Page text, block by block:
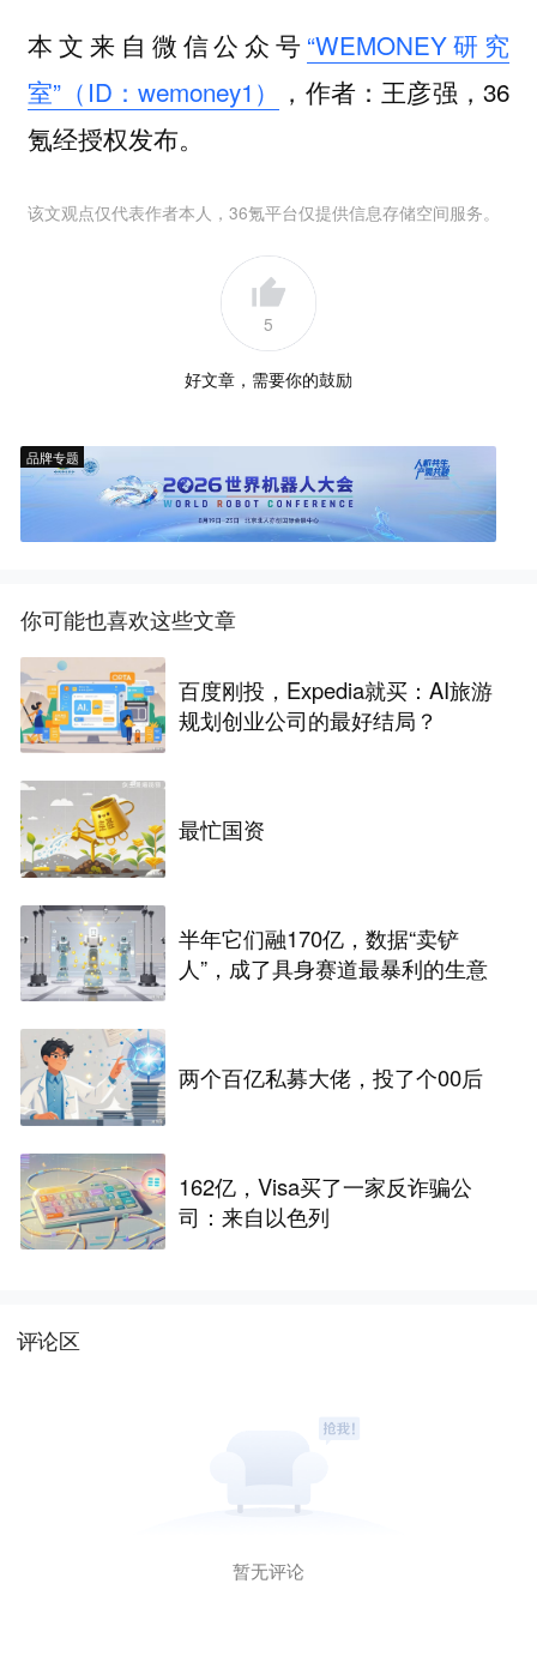
本文来自微信公众号 “WEMONEY研究
室”（ID：wemoney1）
，作者：王彦强，36
氪经授权发布。
该文观点仅代表作者本人，36氪平台仅提供信息存储空间服务。
5
好文章，需要你的鼓励
品牌专题
你可能也喜欢这些文章
百度刚投，Expedia就买：AI旅游
规划创业公司的最好结局？
最忙国资
半年它们融170亿，数据“卖铲
人”，成了具身赛道最暴利的生意
两个百亿私募大佬，投了个00后
162亿，Visa买了一家反诈骗公
司：来自以色列
评论区
暂无评论